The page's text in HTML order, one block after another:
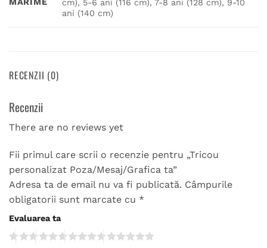
cm), 5-6 ani (116 cm), 7-8 ani (128 cm), 9-10
ani (140 cm)
RECENZII (0)
Recenzii
There are no reviews yet
Fii primul care scrii o recenzie pentru „Tricou
personalizat Poza/Mesaj/Grafica ta”
Adresa ta de email nu va fi publicată. Câmpurile
obligatorii sunt marcate cu *
Evaluarea ta